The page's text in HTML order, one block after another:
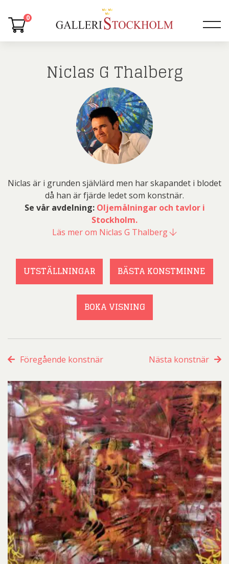
0
Niclas G Thalberg
Niclas är i grunden självlärd men har skapandet i blodet
då han är fjärde ledet som konstnär.
Se vår avdelning: Oljemålningar och tavlor i
Stockholm.
Läs mer om Niclas G Thalberg
UTSTÄLLNINGAR BÄSTA KONSTMINNE
BOKA VISNING
Föregående konstnär Nästa konstnär